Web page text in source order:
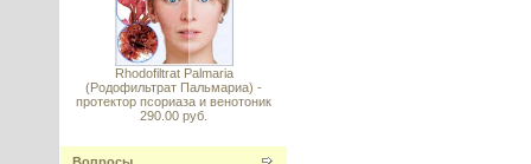
Комплекс фитостеролов сухой
Rhodofiltrat Palmaria
(Родофильтрат Пальмариа) -
протектор псориаза и венотоник
290.00 руб.